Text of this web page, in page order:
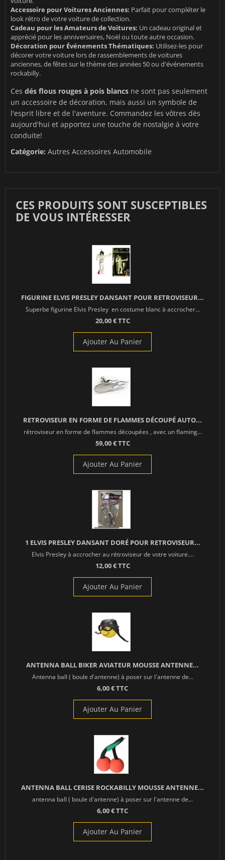
Accessoire pour Voitures Anciennes: Parfait pour compléter le
look rétro de votre voiture de collection.
Cadeau pour les Amateurs de Voitures: Un cadeau original et
apprécié pour les anniversaires, Noël ou toute autre occasion.
Décoration pour Événements Thématiques: Utilisez-les pour
décorer votre voiture lors de rassemblements de voitures
anciennes, de fêtes sur le thème des années 50 ou d'événements
rockabilly.
Ces dés flous rouges à pois blancs ne sont pas seulement
un accessoire de décoration, mais aussi un symbole de
l'esprit libre et de l'aventure. Commandez les vôtres dès
aujourd'hui et apportez une touche de nostalgie à votre
conduite!
Catégorie: Autres Accessoires Automobile
CES PRODUITS SONT SUSCEPTIBLES
DE VOUS INTÉRESSER
FIGURINE ELVIS PRESLEY DANSANT POUR RETROVISEUR...
Superbe figurine Elvis Presley en costume blanc à accrocher...
20,00 € TTC
Ajouter Au Panier
RETROVISEUR EN FORME DE FLAMMES DÉCOUPÉ AUTO...
rétroviseur en forme de flammes découpées , avec un flaming...
59,00 € TTC
Ajouter Au Panier
1 ELVIS PRESLEY DANSANT DORÉ POUR RETROVISEUR...
Elvis Presley à accrocher au rétroviseur de votre voiture....
12,00 € TTC
Ajouter Au Panier
ANTENNA BALL BIKER AVIATEUR MOUSSE ANTENNE...
Antenna ball ( boule d'antenne) à poser sur l'antenne de...
6,00 € TTC
Ajouter Au Panier
ANTENNA BALL CERISE ROCKABILLY MOUSSE ANTENNE...
antenna ball ( boule d'antenne) à poser sur l'antenne de...
6,00 € TTC
Ajouter Au Panier